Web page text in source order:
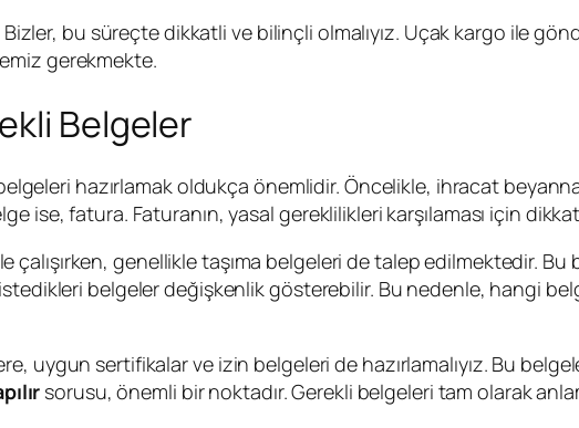
bu süreçte dikkatli ve bilinçli olmalıyız. Uçak kargo ile
gerekmekte.
Belgeler
hazırlamak oldukça önemlidir. Öncelikle, ihracat
ise, fatura. Faturanın, yasal gereklilikleri karşılaması için
çalışırken, genellikle taşıma belgeleri de talep edilmektedir.
istedikleri belgeler değişkenlik gösterebilir. Bu nedenle, hangi
uygun sertifikalar ve izin belgeleri de hazırlamalıyız. Bu
sorusu, önemli bir noktadır. Gerekli belgeleri tam olarak